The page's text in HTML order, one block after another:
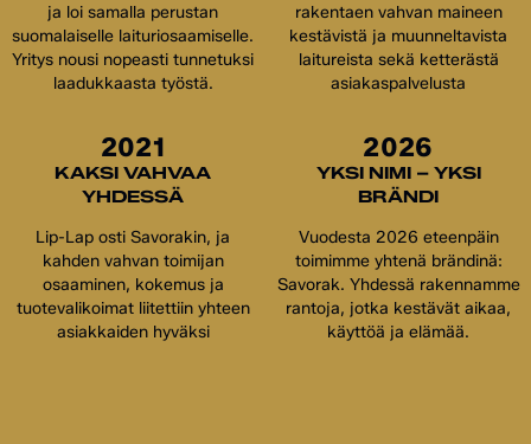
ja loi samalla perustan
suomalaiselle laituriosaamiselle.
Yritys nousi nopeasti tunnetuksi
laadukkaasta työstä.
rakentaen vahvan maineen
kestävistä ja muunneltavista
laitureista sekä ketterästä
asiakaspalvelusta
2021
KAKSI VAHVAA
YHDESSÄ
Lip-Lap osti Savorakin, ja
kahden vahvan toimijan
osaaminen, kokemus ja
tuotevalikoimat liitettiin yhteen
asiakkaiden hyväksi
2026
YKSI NIMI – YKSI
BRÄNDI
Vuodesta 2026 eteenpäin
toimimme yhtenä brändinä:
Savorak. Yhdessä rakennamme
rantoja, jotka kestävät aikaa,
käyttöä ja elämää.